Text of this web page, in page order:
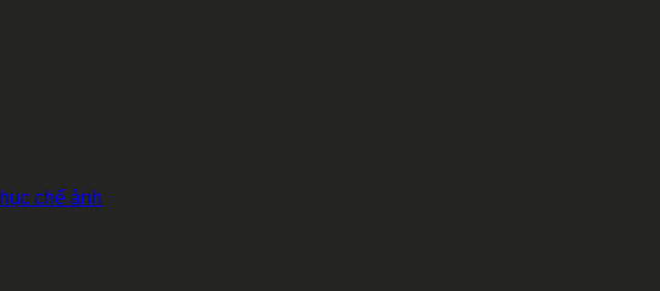
chế ảnh